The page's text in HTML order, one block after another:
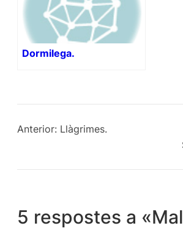
Dormilega.
Anterior: Llàgrimes.
5 respostes a